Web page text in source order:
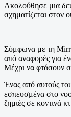
Ακολούθησε μια
σχηματίζεται στον
Σύμφωνα με τη
από αναφορές για
Μέχρι να φτάσουν
Ένας από αυτούς
εσπευσμένα στο
ζημιές σε κοντινά